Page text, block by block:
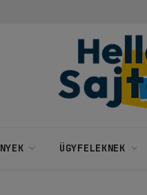
ÜGYFELEKNEK